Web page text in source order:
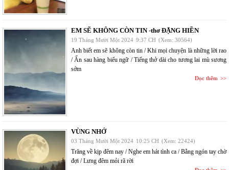
EM SẼ KHÔNG CÒN TIN -thơ ĐẶNG HIỀN
19 Tháng Mười Một 2024 9:37 CH (Xem: 30564)
Anh biết em sẽ không còn tin / Khi mọi chuyện là những lời rao
/ Ẩn sau hàng biểu ngữ / Tiếng thở dài cho tương lai mù sương
sớm
Đọc thêm
VÙNG NHỚ
03 Tháng Mười Một 2024 10:25 CH (Xem: 22424)
Trăng về kịp đêm nay / Nghe em hát tình ca / Bằng ngón tay chờ
đợi / Lưng đêm mỏi rã rời